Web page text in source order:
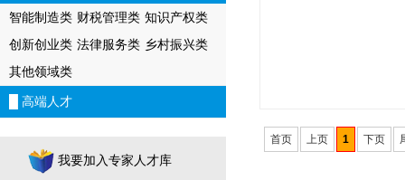
智能制造类 财税管理类 知识产权类
创新创业类 法律服务类 乡村振兴类
其他领域类
█ 高端人才
我要加入专家人才库
首页 上页 1 下页